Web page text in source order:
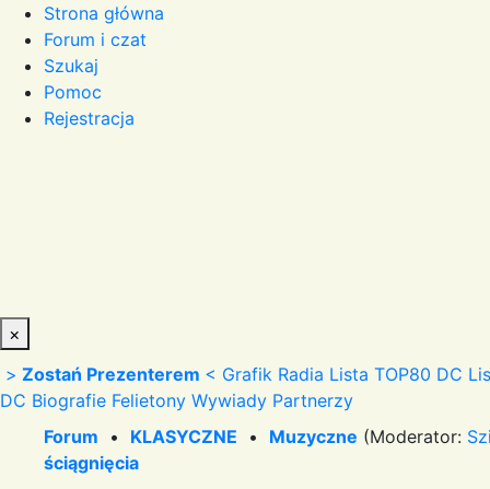
Strona główna
Forum i czat
Szukaj
Pomoc
Rejestracja
×
> Zostań Prezenterem < Grafik Radia Lista TOP80 DC
DC Biografie Felietony Wywiady Partnerzy
Forum • KLASYCZNE • Muzyczne (Moderator:
ściągnięcia